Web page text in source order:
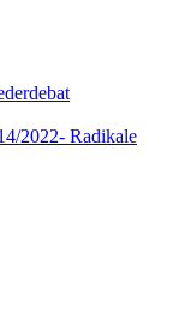
2022- Radikale